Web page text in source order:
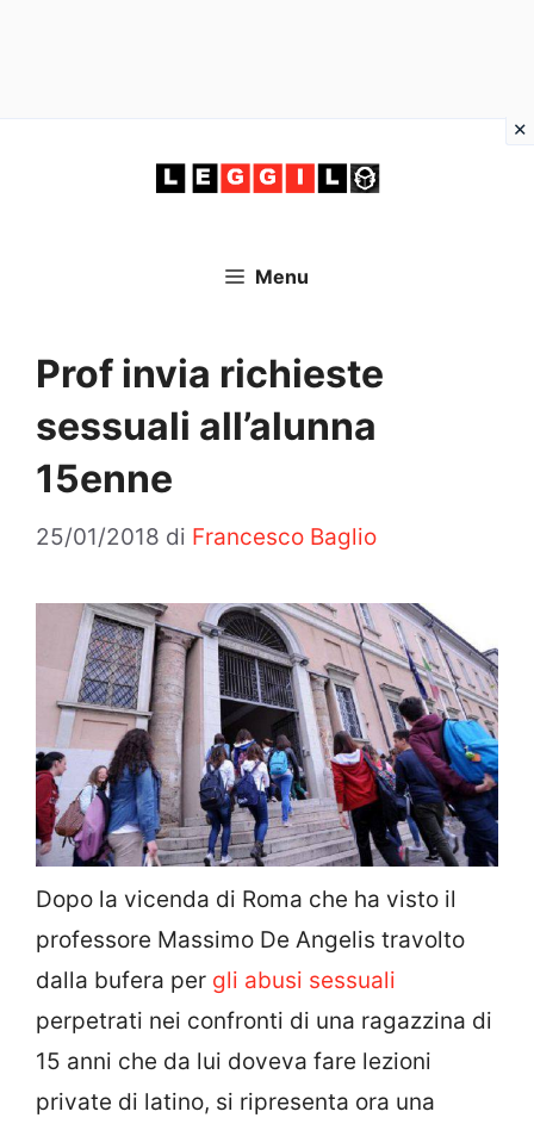
Menu
Prof invia richieste
sessuali all’alunna
15enne
25/01/2018 di Francesco Baglio
Dopo la vicenda di Roma che ha visto il
professore Massimo De Angelis travolto
dalla bufera per gli abusi sessuali
perpetrati nei confronti di una ragazzina di
15 anni che da lui doveva fare lezioni
private di latino, si ripresenta ora una